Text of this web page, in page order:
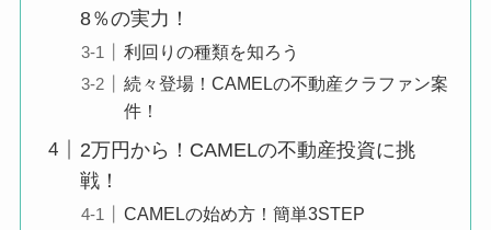
8％の実力！
利回りの種類を知ろう
続々登場！CAMELの不動産クラファン案
件！
2万円から！CAMELの不動産投資に挑
戦！
CAMELの始め方！簡単3STEP